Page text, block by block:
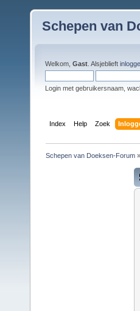
Schepen van
Welkom, Gast . Alsjeblieft
Login met gebruikersnaam,
Index Help Zoek
Schepen van Doeksen-Forum »